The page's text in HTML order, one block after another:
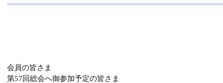
会員の皆さま
第57回総会へ御参加予定の皆さま